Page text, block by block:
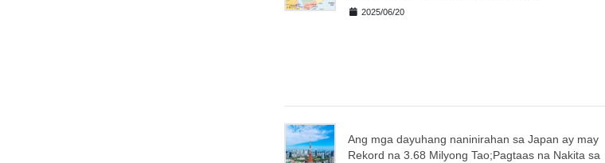
2025/06/20
Ang mga dayuhang naninirahan sa Japan ay may
Rekord na 3.68 Milyong Tao;Pagtaas na Nakita sa